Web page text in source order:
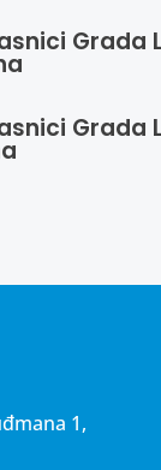
Grada
Grada
1,